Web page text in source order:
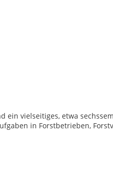
vielseitiges, etwa
in Forstbetrieben,